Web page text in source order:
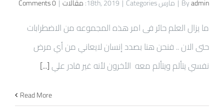
Byadmin
| مارس 18th, 2019 | Categories: مقالات |
0 Comments
ما يزال العلم حائر فى امر هذه المجموعه من الاضطرابات
حتى الان .. فنحن هنا بصدد إنسان لايعاني من أي مرض
نفسي يتألم ويتألم معه الأخرون لأنه غير قادر علي[...]
Read More